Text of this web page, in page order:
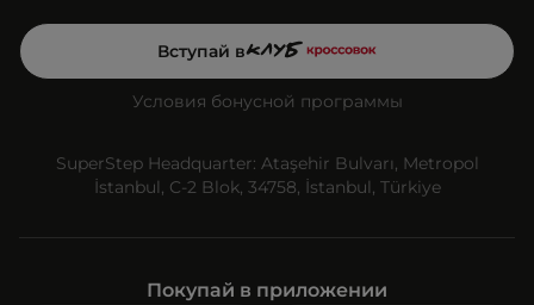
Вступай в
Условия бонусной программы
SuperStep Headquarter: Ataşehir Bulvarı, Metropol
İstanbul, C-2 Blok, 34758, İstanbul, Türkiye
Покупай в приложении